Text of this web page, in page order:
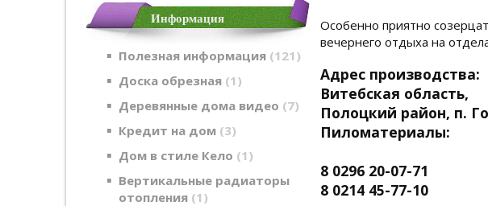
Информация
Полезная информация 121
Доска обрезная 1
Деревянные дома видео 7
Кредит на дом 3
Дом в стиле Кело 1
Вертикальные радиаторы
отопления 1
Особенно приятно
вечернего отдыха на
Адрес производства:
Витебская область,
Полоцкий район, п.
Пиломатериалы:
8 0296 20-07-71
8 0214 45-77-10